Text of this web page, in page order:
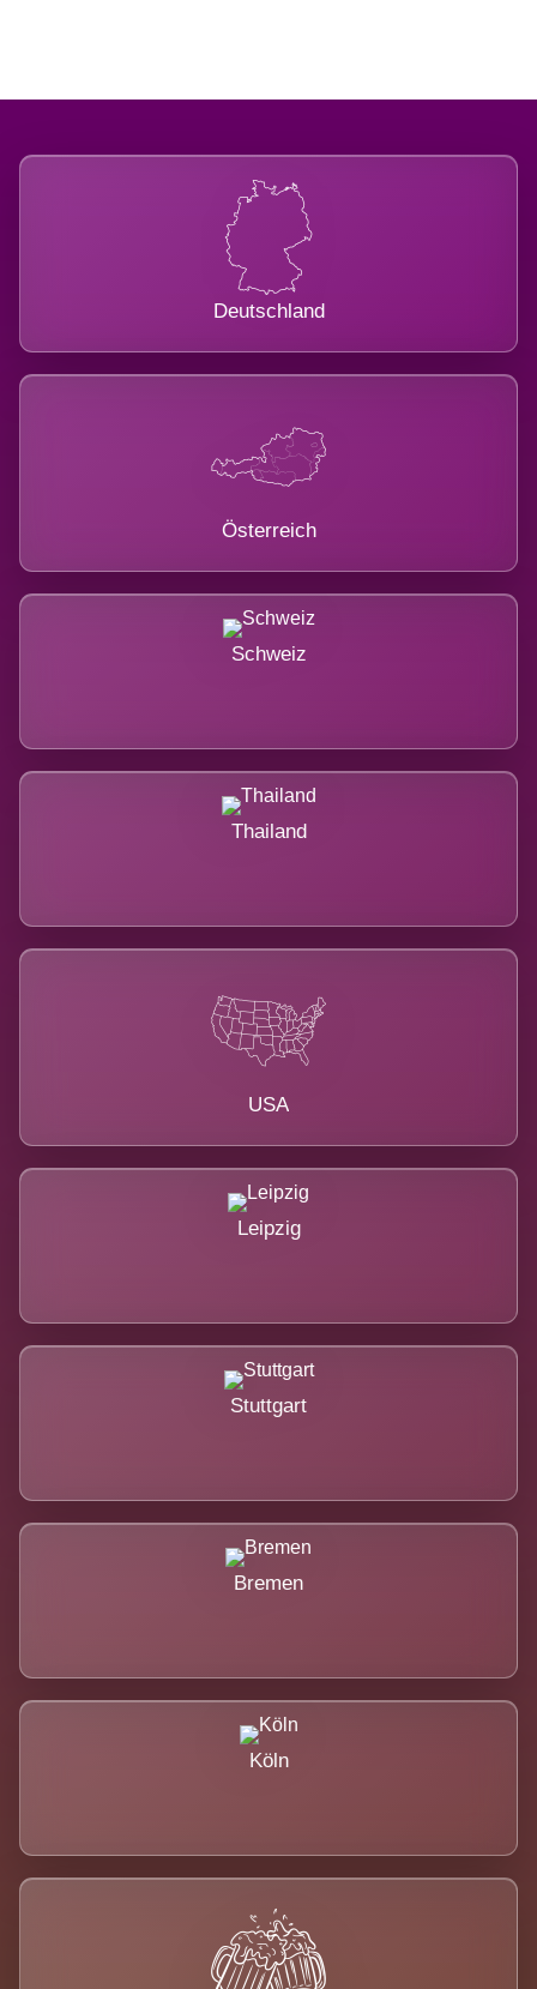
Deutschland
Österreich
Schweiz
Thailand
USA
Leipzig
Stuttgart
Bremen
Köln